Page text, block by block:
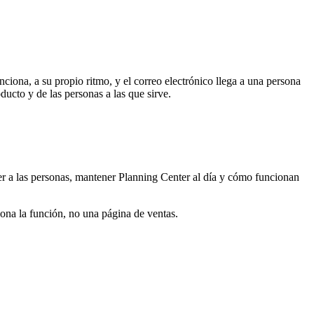
a su propio ritmo, y el correo electrónico llega a una persona
y de las personas a las que sirve.
las personas, mantener Planning Center al día y cómo funcionan
la función, no una página de ventas.